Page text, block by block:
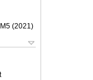
(2021 )